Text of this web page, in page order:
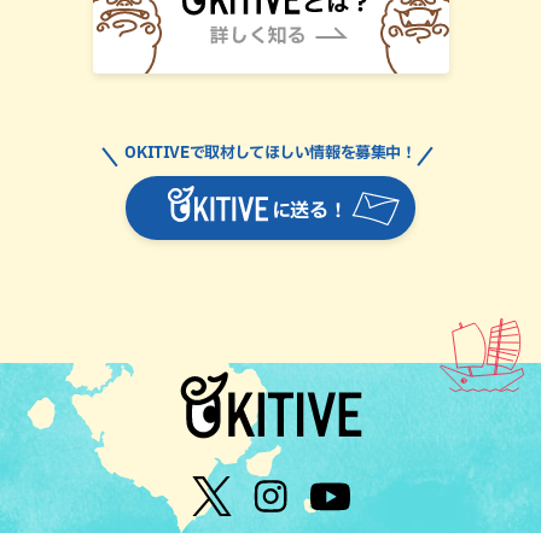
に送る！
OKITIVEで取材してほしい情報を募集中！